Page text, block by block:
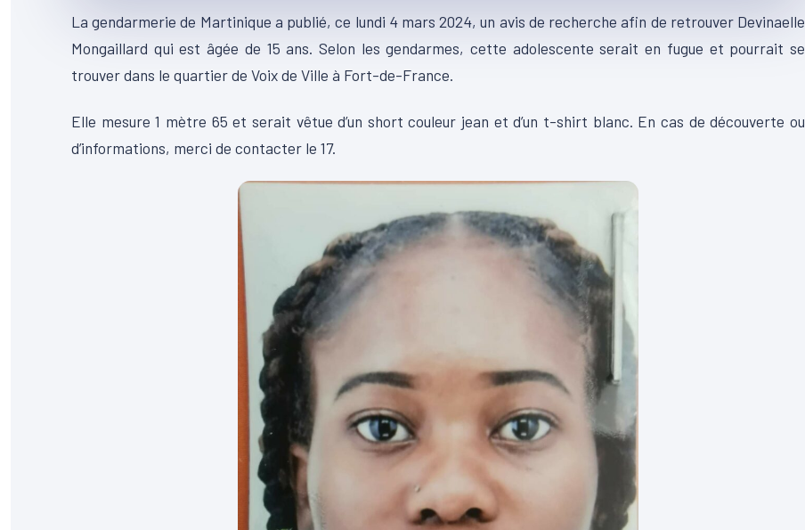
La gendarmerie de Martinique a publié, ce lundi 4 mars 2024, un avis de recherche afin de retrouver Devinaelle
Mongaillard qui est âgée de 15 ans. Selon les gendarmes, cette adolescente serait en fugue et pourrait se
trouver dans le quartier de Voix de Ville à Fort-de-France.
Elle mesure 1 mètre 65 et serait vêtue d’un short couleur jean et d’un t-shirt blanc. En cas de découverte ou
d’informations, merci de contacter le 17.